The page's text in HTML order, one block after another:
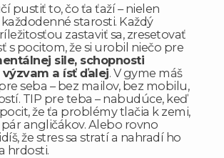
pustiť to, čo ťa ťaží – nielen
starosti. Každý
zastaviť sa, zresetovať
s pocitom, že si urobil niečo pre
sile, schopnosti
a ísť ďalej. V gyme máš
seba – bez mailov, bez mobilu,
TIP pre teba – nabudúce, keď
že ťa problémy tlačia k zemi,
angličákov. Alebo rovno
že stres sa stratí a nahradí ho
hrdosti.